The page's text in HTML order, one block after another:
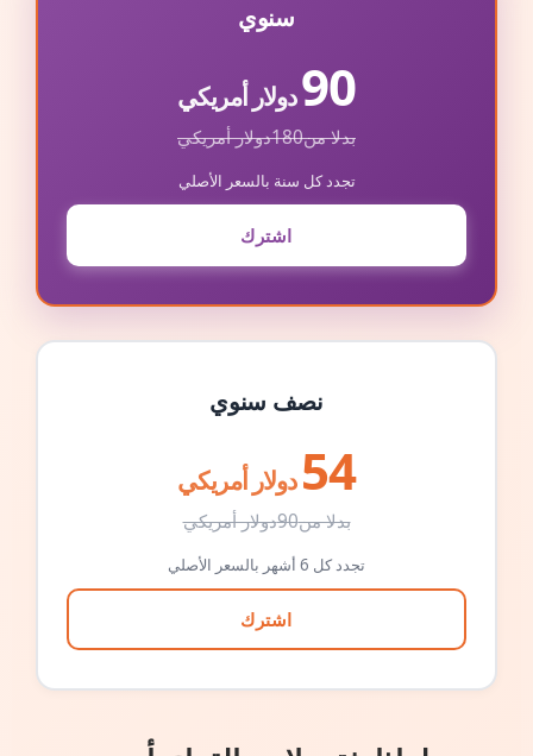
سنوي
90دولار أمريكي
بدلا من180دولار أمريكي
تجدد كل سنة بالسعر الأصلي
اشترك
نصف سنوي
54 دولار أمريكي
بدلا من90دولار أمريكي
تجدد كل 6 أشهر بالسعر الأصلي
اشترك